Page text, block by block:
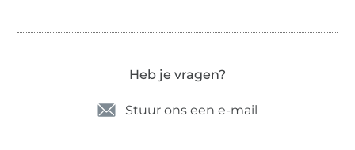
Heb je vragen?
Stuur ons een e-mail